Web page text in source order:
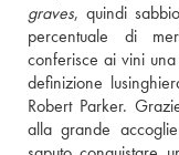
graves, quindi
percentuale di
conferisce ai vini
definizione
Robert Parker.
alla grande